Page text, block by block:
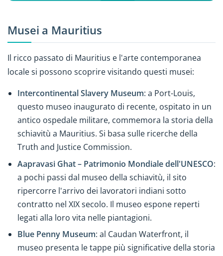
Musei a Mauritius
Il ricco passato di Mauritius e l'arte contemporanea
locale si possono scoprire visitando questi musei:
Intercontinental Slavery Museum: a Port-Louis,
questo museo inaugurato di recente, ospitato in un
antico ospedale militare, commemora la storia della
schiavitù a Mauritius. Si basa sulle ricerche della
Truth and Justice Commission.
Aapravasi Ghat – Patrimonio Mondiale dell'UNESCO:
a pochi passi dal museo della schiavitù, il sito
ripercorre l'arrivo dei lavoratori indiani sotto
contratto nel XIX secolo. Il museo espone reperti
legati alla loro vita nelle piantagioni.
Blue Penny Museum: al Caudan Waterfront, il
museo presenta le tappe più significative della storia